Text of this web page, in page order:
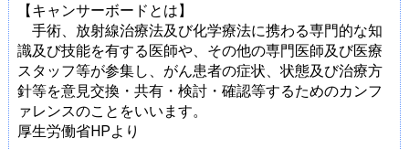
【キャンサーボードとは】
手術、放射線治療法及び化学療法に携わる専門的な知
識及び技能を有する医師や、その他の専門医師及び医療
スタッフ等が参集し、がん患者の症状、状態及び治療方
針等を意見交換・共有・検討・確認等するためのカンフ
ァレンスのことをいいます。
厚生労働省HPより